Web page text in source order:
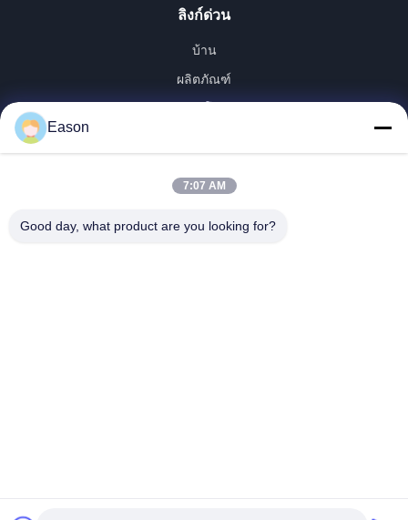
ลิงก์ด่วน
บ้าน
ผลิตภัณฑ์
ควบคุมคุณภาพ
ติดต่อเรา
Eason
7:07 AM
Good day, what product are you looking for?